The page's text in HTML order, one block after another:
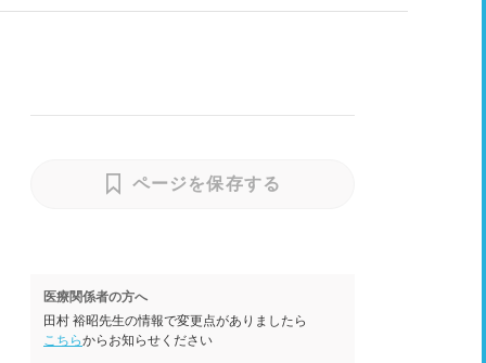
ページを保存する
医療関係者の方へ
田村 裕昭先生の情報で変更点がありましたら
こちらからお知らせください